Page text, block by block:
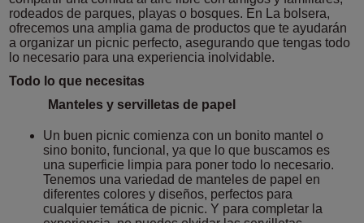
rodeados de parques, playas o bosques. En La bolsera,
ofrecemos una amplia gama de productos que te ayudarán
a organizar un picnic perfecto, asegurando que tengas todo
lo necesario para una experiencia inolvidable.
Todo lo que necesitas
Manteles y servilletas de papel
Un buen picnic comienza con un bonito mantel o
sino bonito, funcional, ya que lo que buscamos es
una superficie limpia para poner todo lo necesario.
Tenemos una variedad de manteles de papel en
diferentes colores y diseños, perfectos para
cualquier temática de picnic. Y para completar la